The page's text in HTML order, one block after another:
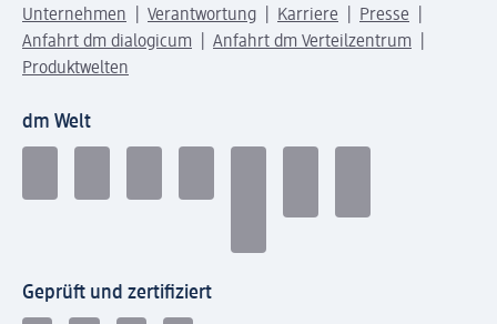
Unternehmen Verantwortung Karriere
Presse
Anfahrt dm dialogicum
Anfahrt dm Verteilzentrum
Produktwelten
dm Welt
Geprüft und zertifiziert